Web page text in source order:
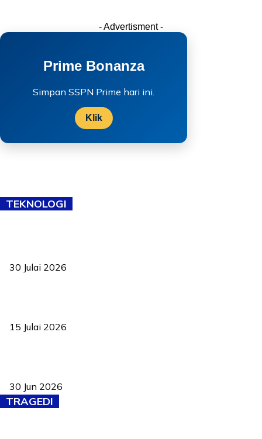
- Advertisment -
Prime Bonanza
Simpan SSPN Prime hari ini.
Klik
TEKNOLOGI
30 Julai 2026
15 Julai 2026
30 Jun 2026
TRAGEDI